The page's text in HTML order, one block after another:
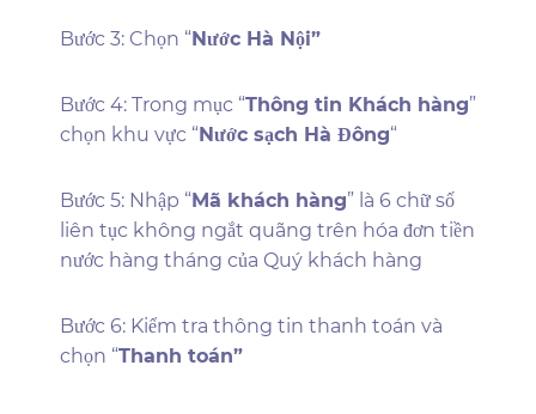
Bước 3: Chọn “Nước Hà Nội”
Bước 4: Trong mục “Thông tin Khách hàng”
chọn khu vực “Nước sạch Hà Đông“
Bước 5: Nhập “Mã khách hàng” là 6 chữ số
liên tục không ngắt quãng trên hóa đơn tiền
nước hàng tháng của Quý khách hàng
Bước 6: Kiểm tra thông tin thanh toán và
chọn “Thanh toán”